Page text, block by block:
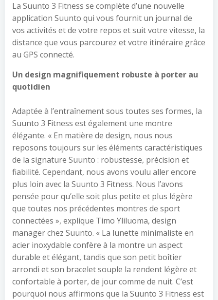
La Suunto 3 Fitness se complète d’une nouvelle
application Suunto qui vous fournit un journal de
vos activités et de votre repos et suit votre vitesse, la
distance que vous parcourez et votre itinéraire grâce
au GPS connecté.
Un design magnifiquement robuste à porter au
quotidien
Adaptée à l’entraînement sous toutes ses formes, la
Suunto 3 Fitness est également une montre
élégante. « En matière de design, nous nous
reposons toujours sur les éléments caractéristiques
de la signature Suunto : robustesse, précision et
fiabilité. Cependant, nous avons voulu aller encore
plus loin avec la Suunto 3 Fitness. Nous l’avons
pensée pour qu’elle soit plus petite et plus légère
que toutes nos précédentes montres de sport
connectées », explique Timo Yliluoma, design
manager chez Suunto. « La lunette minimaliste en
acier inoxydable confère à la montre un aspect
durable et élégant, tandis que son petit boîtier
arrondi et son bracelet souple la rendent légère et
confortable à porter, de jour comme de nuit. C’est
pourquoi nous affirmons que la Suunto 3 Fitness est